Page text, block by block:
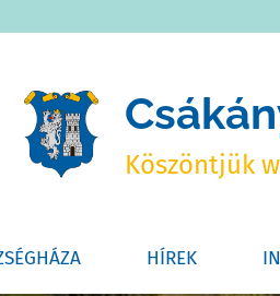
Köszöntjük
HÍREK